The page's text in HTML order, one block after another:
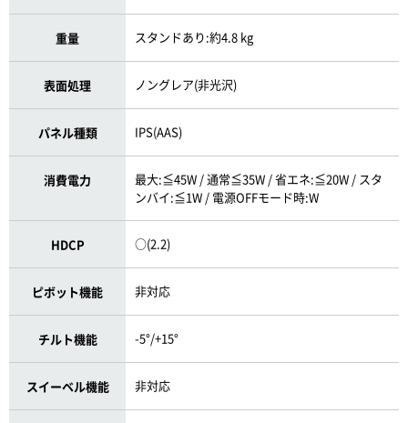
重量 スタンドあり:約4.8 kg
表面処理 ノングレア(非光沢)
パネル種類 IPS(AAS)
消費電力
最大:≦45W / 通常≦35W / 省エネ:≦20W / スタ
ンバイ:≦1W / 電源OFFモード時:W
HDCP ○(2.2)
ピボット機能 非対応
チルト機能 -5°/+15°
スイーベル機能 非対応